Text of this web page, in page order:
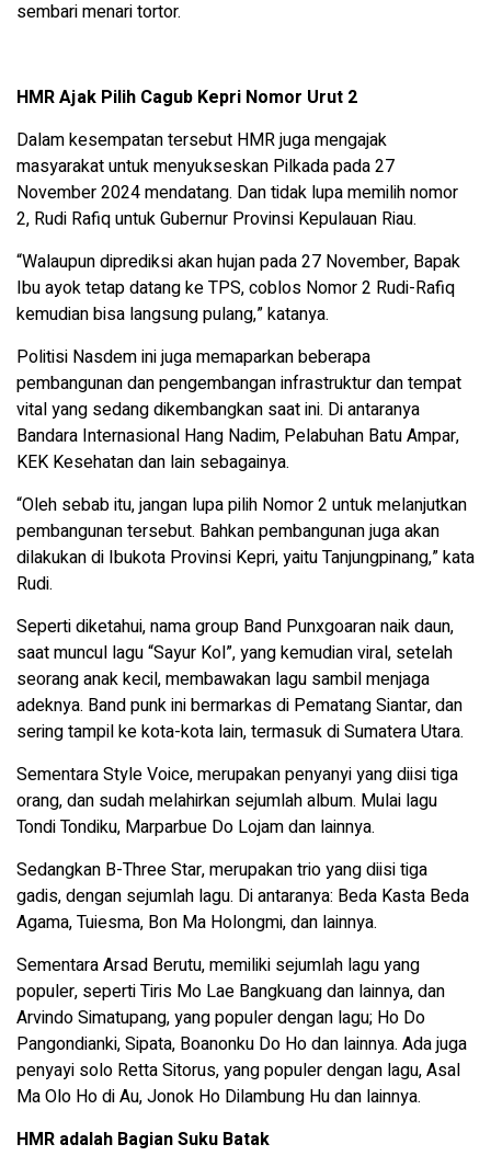
sembari menari tortor.
HMR Ajak Pilih Cagub Kepri Nomor Urut 2
Dalam kesempatan tersebut HMR juga mengajak
masyarakat untuk menyukseskan Pilkada pada 27
November 2024 mendatang. Dan tidak lupa memilih nomor
2, Rudi Rafiq untuk Gubernur Provinsi Kepulauan Riau.
“Walaupun diprediksi akan hujan pada 27 November, Bapak
Ibu ayok tetap datang ke TPS, coblos Nomor 2 Rudi-Rafiq
kemudian bisa langsung pulang,” katanya.
Politisi Nasdem ini juga memaparkan beberapa
pembangunan dan pengembangan infrastruktur dan tempat
vital yang sedang dikembangkan saat ini. Di antaranya
Bandara Internasional Hang Nadim, Pelabuhan Batu Ampar,
KEK Kesehatan dan lain sebagainya.
“Oleh sebab itu, jangan lupa pilih Nomor 2 untuk melanjutkan
pembangunan tersebut. Bahkan pembangunan juga akan
dilakukan di Ibukota Provinsi Kepri, yaitu Tanjungpinang,” kata
Rudi.
Seperti diketahui, nama group Band Punxgoaran naik daun,
saat muncul lagu “Sayur Kol”, yang kemudian viral, setelah
seorang anak kecil, membawakan lagu sambil menjaga
adeknya. Band punk ini bermarkas di Pematang Siantar, dan
sering tampil ke kota-kota lain, termasuk di Sumatera Utara.
Sementara Style Voice, merupakan penyanyi yang diisi tiga
orang, dan sudah melahirkan sejumlah album. Mulai lagu
Tondi Tondiku, Marparbue Do Lojam dan lainnya.
Sedangkan B-Three Star, merupakan trio yang diisi tiga
gadis, dengan sejumlah lagu. Di antaranya: Beda Kasta Beda
Agama, Tuiesma, Bon Ma Holongmi, dan lainnya.
Sementara Arsad Berutu, memiliki sejumlah lagu yang
populer, seperti Tiris Mo Lae Bangkuang dan lainnya, dan
Arvindo Simatupang, yang populer dengan lagu; Ho Do
Pangondianki, Sipata, Boanonku Do Ho dan lainnya. Ada juga
penyayi solo Retta Sitorus, yang populer dengan lagu, Asal
Ma Olo Ho di Au, Jonok Ho Dilambung Hu dan lainnya.
HMR adalah Bagian Suku Batak